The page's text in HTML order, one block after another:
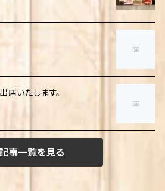
店いたします。
事一覧を見る